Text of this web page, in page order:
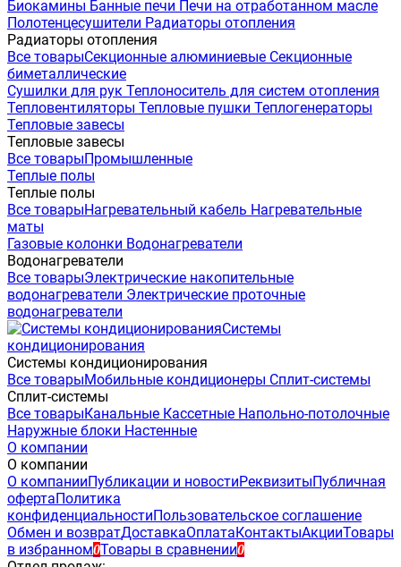
Биокамины Банные печи Печи на отработанном масле
Полотенцесушители Радиаторы отопления
Радиаторы отопления
Все товарыСекционные алюминиевые Секционные
биметаллические
Сушилки для рук Теплоноситель для систем отопления
Тепловентиляторы Тепловые пушки Теплогенераторы
Тепловые завесы
Тепловые завесы
Все товарыПромышленные
Теплые полы
Теплые полы
Все товарыНагревательный кабель Нагревательные
маты
Газовые колонки Водонагреватели
Водонагреватели
Все товарыЭлектрические накопительные
водонагреватели Электрические проточные
водонагреватели
Системы
кондиционирования
Системы кондиционирования
Все товарыМобильные кондиционеры Сплит-системы
Сплит-системы
Все товарыКанальные Кассетные Напольно-потолочные
Наружные блоки Настенные
О компании
О компании
О компанииПубликации и новостиРеквизитыПубличная
офертаПолитика
конфиденциальностиПользовательское соглашение
Обмен и возвратДоставкаОплатаКонтактыАкцииТовары
в избранном0Товары в сравнении0